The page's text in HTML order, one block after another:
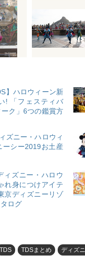
】ハロウィーン新
! 「フェスティバ
ク」6つの鑑賞方
ィズニー・ハロウィ
ーシー2019お土産
ィズニー・ハロウ
れ身につけアイテ
京ディズニーリゾ
ログ
TDS TDSまとめ ディズ